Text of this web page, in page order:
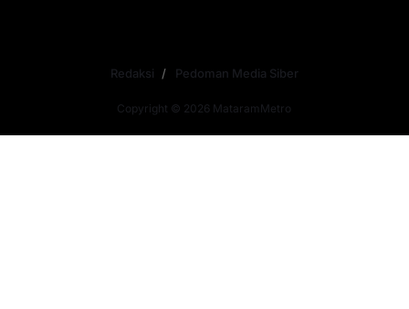
Copyright © 2026 MataramMetro
Redaksi Pedoman Media Siber